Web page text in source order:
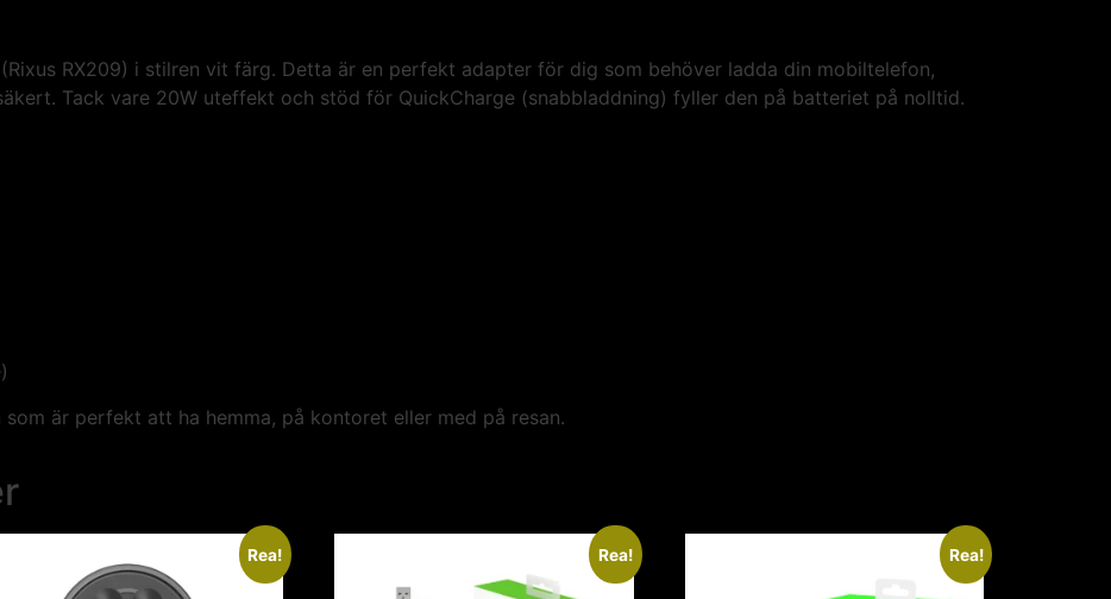
RX209) i stilren vit färg. Detta är en perfekt adapter för dig som behöver ladda din mobiltelefon,
Tack vare 20W uteffekt och stöd för QuickCharge (snabbladdning) fyller den på batteriet på nolltid.
är perfekt att ha hemma, på kontoret eller med på resan.
Rea! Rea! Rea!